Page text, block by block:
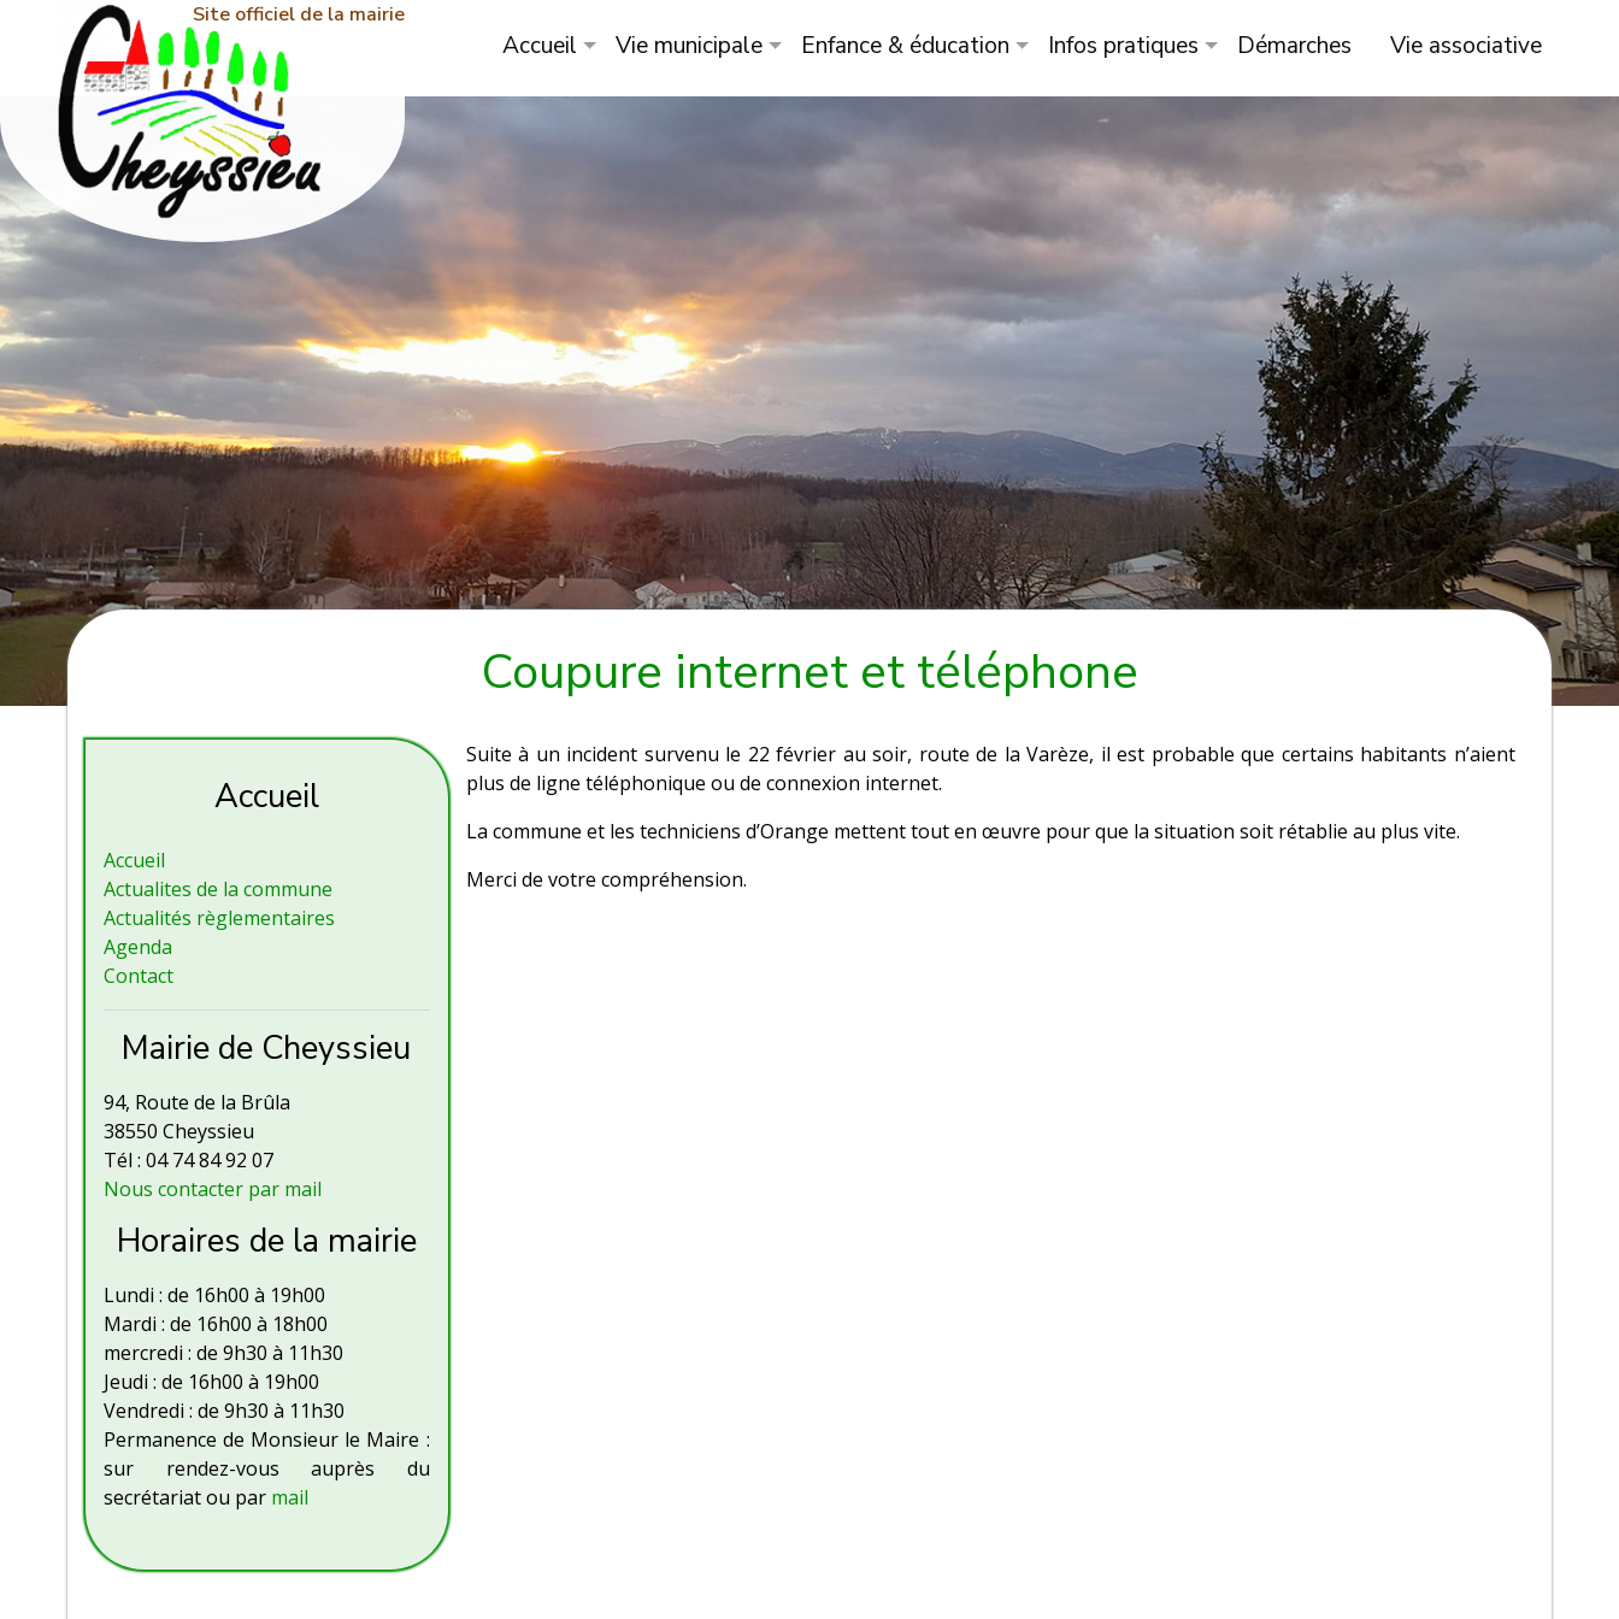
Site officiel de la mairie
Accueil Vie municipale Enfance & éducation Infos pratiques Démarches Vie associative
Coupure internet et téléphone
Accueil
Accueil
Actualites de la commune
Actualités règlementaires
Agenda
Contact
Mairie de Cheyssieu
94, Route de la Brûla
38550 Cheyssieu
Tél : 04 74 84 92 07
Nous contacter par mail
Horaires de la mairie
Lundi : de 16h00 à 19h00
Mardi : de 16h00 à 18h00
mercredi : de 9h30 à 11h30
Jeudi : de 16h00 à 19h00
Vendredi : de 9h30 à 11h30
Permanence de Monsieur le Maire :
sur rendez-vous auprès du
secrétariat ou par mail
Suite à un incident survenu le 22 février au soir, route de la Varèze, il est probable que certains habitants n’aient
plus de ligne téléphonique ou de connexion internet.
La commune et les techniciens d’Orange mettent tout en œuvre pour que la situation soit rétablie au plus vite.
Merci de votre compréhension.